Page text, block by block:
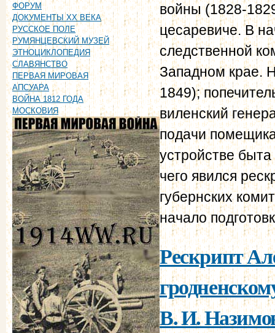
ФОРУМ
ДОКУМЕНТЫ XX ВЕКА
РУССКОЕ ПОЛЕ
РУМЯНЦЕВСКИЙ МУЗЕЙ
ЭТНОЦИКЛОПЕДИЯ
СЛАВЯНСТВО
ПЕРВАЯ МИРОВАЯ
АПСУАРА
ВОЙНА 1812 ГОДА
МОСКОВИЯ
войны (1828-
цесаревиче. В
следственной
Западном крае.
1849);
виленский
подачи
устройстве
чего явился
губернских
начало
Рескрипт
В. И.